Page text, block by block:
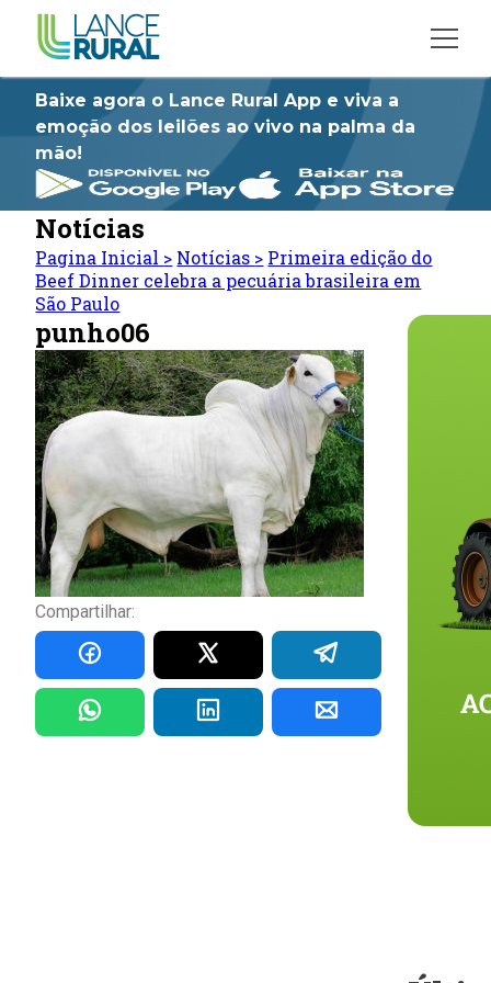
Baixe agora o Lance Rural App e viva a
emoção dos leilões ao vivo na palma da
mão!
Notícias
Pagina Inicial > Notícias > Primeira edição do
Beef Dinner celebra a pecuária brasileira em
São Paulo
punho06
Compartilhar: